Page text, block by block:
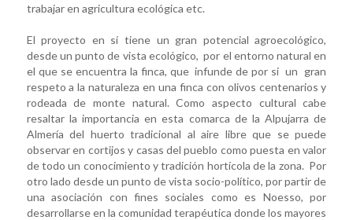
trabajar en agricultura ecológica etc.
El proyecto en sí tiene un gran potencial agroecológico,
desde un punto de vista ecológico, por el entorno natural en
el que se encuentra la finca, que infunde de por si un gran
respeto a la naturaleza en una finca con olivos centenarios y
rodeada de monte natural. Como aspecto cultural cabe
resaltar la importancia en esta comarca de la Alpujarra de
Almería del huerto tradicional al aire libre que se puede
observar en cortijos y casas del pueblo como puesta en valor
de todo un conocimiento y tradición hortícola de la zona. Por
otro lado desde un punto de vista socio-político, por partir de
una asociación con fines sociales como es Noesso, por
desarrollarse en la comunidad terapéutica donde los mayores